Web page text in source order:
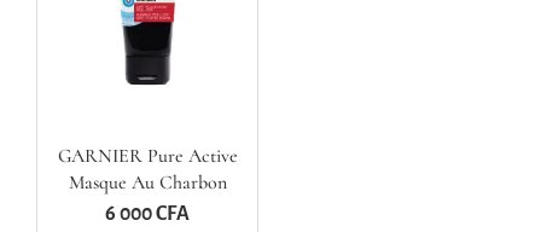
GARNIER Pure Active
Masque Au Charbon
6 000CFA